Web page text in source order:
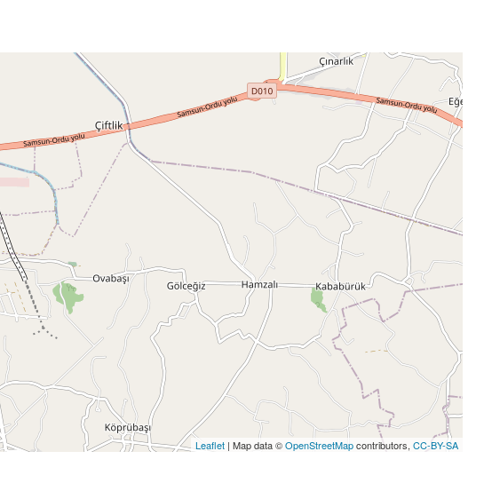
Leaflet | Map data ©OpenStreetMapcontributors, CC-BY-SA